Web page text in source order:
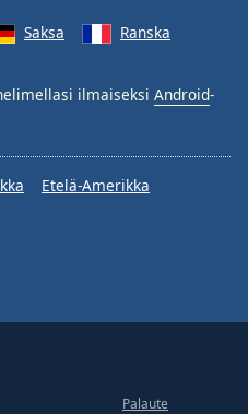
Saksa Ranska
ilmaiseksi Android-
Etelä-Amerikka
Palaute